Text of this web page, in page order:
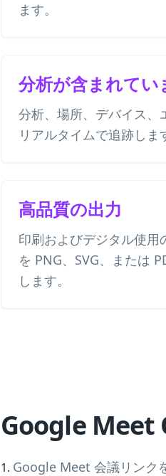
ます。
分析が含まれてい
分析、場所、デバイス、
リアルタイムで追跡しま
高品質の出力
印刷およびデジタル使用
を PNG、SVG、または
します。
Google Meet
Google Meet 会議リンク